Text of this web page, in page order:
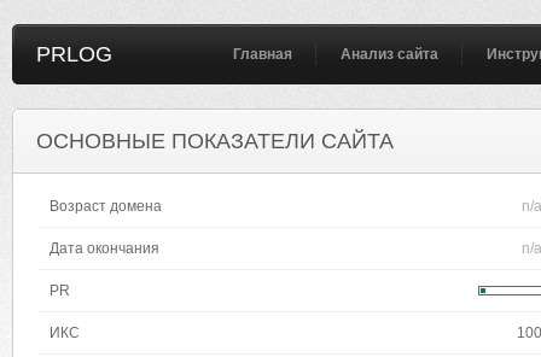
PRLOG Главная Анализ сайта
ОСНОВНЫЕ ПОКАЗАТЕЛИ САЙТА
Возраст домена n/a
Дата окончания n/a
PR
ИКС 100